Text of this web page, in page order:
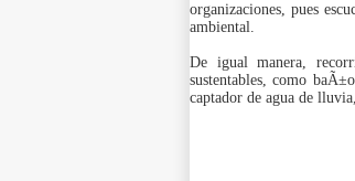
organizaciones, pues
ambiental.
De igual manera,
sustentables, como
captador de agua de